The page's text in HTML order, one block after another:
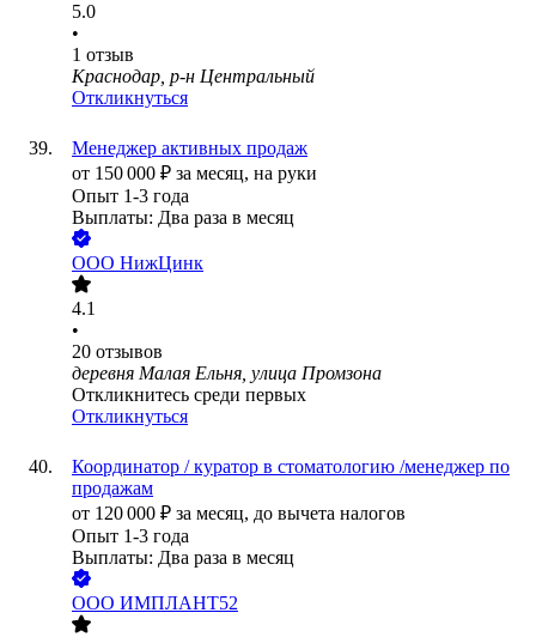
5.0
•
1 отзыв
Краснодар, р-н Центральный
Откликнуться
Менеджер активных продаж
от 150 000 ₽ за месяц, на руки
Опыт 1-3 года
Выплаты: Два раза в месяц
ООО НижЦинк
4.1
•
20 отзывов
деревня Малая Ельня, улица Промзона
Откликнитесь среди первых
Откликнуться
Координатор / куратор в стоматологию /менеджер по
продажам
от 120 000 ₽ за месяц, до вычета налогов
Опыт 1-3 года
Выплаты: Два раза в месяц
ООО ИМПЛАНТ52